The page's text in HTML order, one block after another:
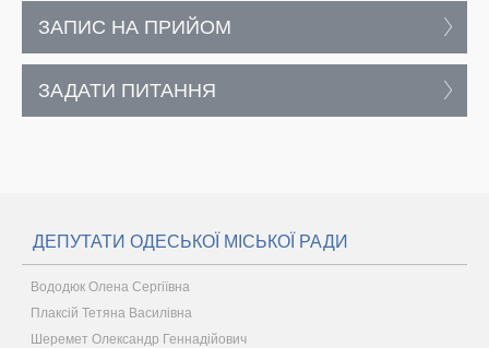
ЗАПИС НА ПРИЙОМ
ЗАДАТИ ПИТАННЯ
ДЕПУТАТИ ОДЕСЬКОЇ МІСЬКОЇ РАДИ
Вододюк Олена Сергіївна
Плаксій Тетяна Василівна
Шеремет Олександр Геннадійович